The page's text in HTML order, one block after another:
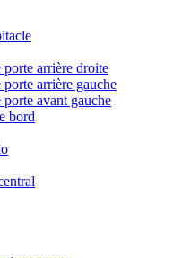
arrière droite
arrière gauche
avant gauche
bord